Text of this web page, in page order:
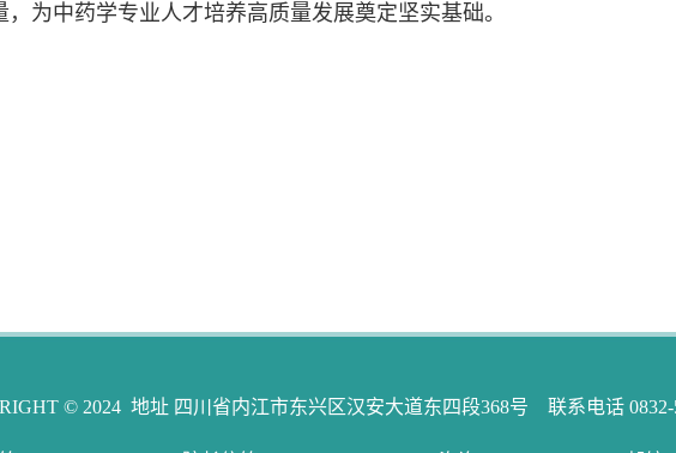
，为中药学专业人才培养高质量发展奠定坚实基础。
© 2024 地址 四川省内江市东兴区汉安大道东四段368号 联系电话